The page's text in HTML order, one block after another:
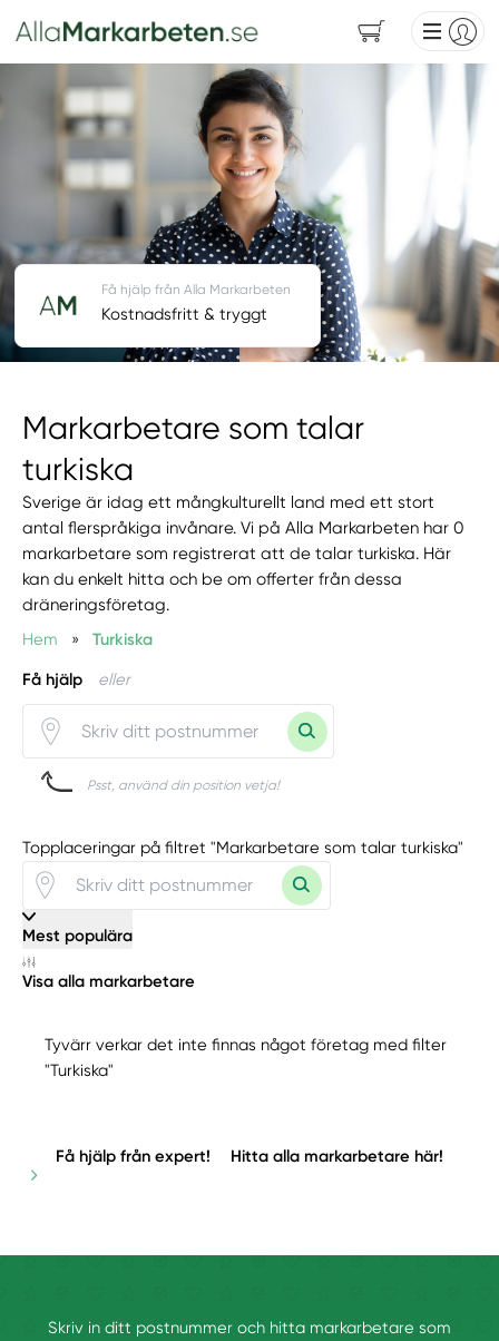
Markarbetare som talar
turkiska
Sverige är idag ett mångkulturellt land med ett stort
antal flerspråkiga invånare. Vi på Alla Markarbeten har 0
markarbetare som registrerat att de talar turkiska. Här
kan du enkelt hitta och be om offerter från dessa
dräneringsföretag.
Hem
» Turkiska
Få hjälp eller
Psst, använd din position vetja!
Få hjälp från Alla Markarbeten
Kostnadsfritt & tryggt
Topplaceringar på filtret "Markarbetare som talar turkiska"
Mest populära
Visa alla markarbetare
Tyvärr verkar det inte finnas något företag med filter
"Turkiska"
Få hjälp från expert! Hitta alla markarbetare här!
Skriv in ditt postnummer och hitta markarbetare som